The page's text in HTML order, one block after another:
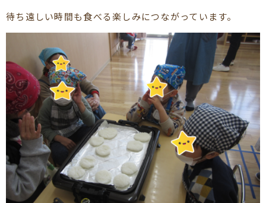
待ち遠しい時間も食べる楽しみにつながっています。